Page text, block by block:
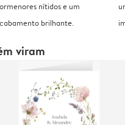
nítidos e um
brilhante.
viram